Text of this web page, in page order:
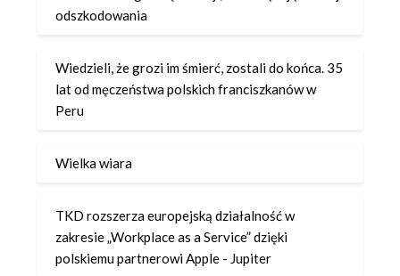
odszkodowania
Wiedzieli, że grozi im śmierć, zostali do końca. 35
lat od męczeństwa polskich franciszkanów w
Peru
Wielka wiara
TKD rozszerza europejską działalność w
zakresie „Workplace as a Service” dzięki
polskiemu partnerowi Apple - Jupiter